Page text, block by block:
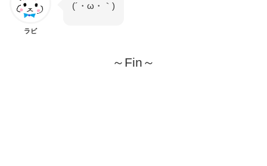
ラビ
(´・ω・｀)
～Fin～